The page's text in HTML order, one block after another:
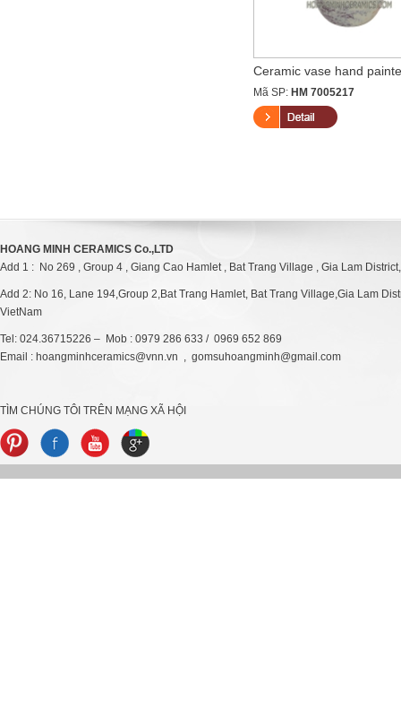
Ceramic vase hand
Mã SP:HM 7005217
HOANG MINH CERAMICS Co.,LTD
Add 1 : No 269 , Group 4 , Giang Cao Hamlet , Bat Trang Village , Gia Lam
Add 2: No 16, Lane 194,Group 2,Bat Trang Hamlet, Bat Trang Village,Gia Lam
VietNam
Tel: 024.36715226 – Mob : 0979 286 633 / 0969 652 869
Email : hoangminhceramics@vnn.vn , gomsuhoangminh@gmail.com
TÌM CHÚNG TÔI TRÊN MẠNG XÃ HỘI